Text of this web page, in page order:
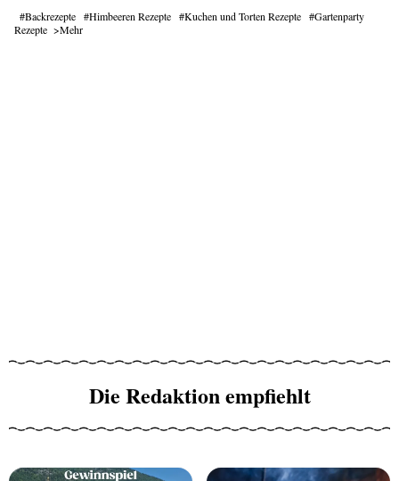
Backrezepte Himbeeren Rezepte Kuchen und Torten Rezepte
Gartenparty
Rezepte
Mehr
Die Redaktion empfiehlt